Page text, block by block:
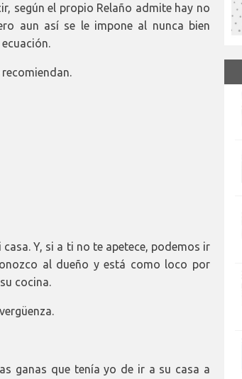
según el propio Relaño admite hay no
aun así se le impone al nunca bien
Y, si a ti no te apetece, podemos ir
al dueño y está como loco por
cocina.
ganas que tenía yo de ir a su casa a